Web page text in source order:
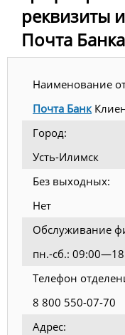
реквизиты
Почта Банка
Наименование
Почта Банк
Город:
Усть-Илимск
Без выходных:
Нет
Обслуживание
пн.-сб.:
Телефон
8 800 550-07-70
Адрес: